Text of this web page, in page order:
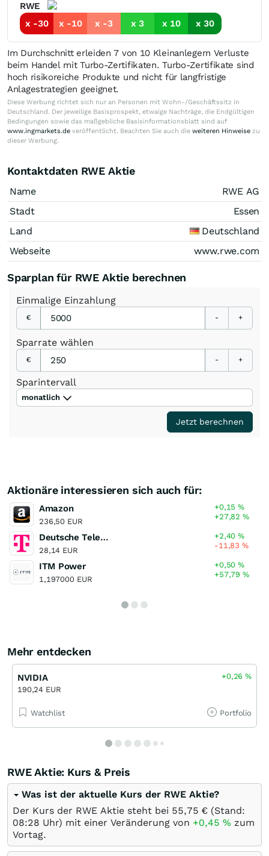
RWE
x -30
x -10 x -3 x 3 x 10 x 30
Im Durchschnitt erleiden 7 von 10 Kleinanlegern Verluste
beim Handel mit Turbo-Zertifikaten. Turbo-Zertifikate sind
hoch risikoreiche Produkte und nicht für langfristige
Anlagestrategien geeignet.
Diese Werbung richtet sich nur an Personen mit Wohn-/Geschäftssitz in
Deutschland. Der jeweilige Basisprospekt, etwaige Nachträge, die Endgültigen
Bedingungen sowie das maßgebliche Basisinformationsblatt sind auf
www.ingmarkets.de veröffentlicht. Beachten Sie auch die weiteren Hinweise zu
dieser Werbung.
Kontaktdaten RWE Aktie
Name
RWE AG
Stadt
Essen
Land
Deutschland
Webseite
www.rwe.com
Sparplan für RWE Aktie berechnen
Einmalige Einzahlung
€ - +
Sparrate wählen
€ - +
Sparintervall
monatlich
Jetzt berechnen
Aktionäre interessieren sich auch für:
Amazon
236,50 EUR
+0,15%
+27,82%
Deutsche Telekom
28,14 EUR
+2,40%
-11,83%
ITM Power
1,197000 EUR
+0,50%
+57,79%
Mehr entdecken
NVIDIA
190,24 EUR
+0,26%
Watchlist Portfolio
RWE Aktie: Kurs & Preis
Was ist der aktuelle Kurs der RWE Aktie?
Der Kurs der RWE Aktie steht bei 55,75 € (Stand:
08:28 Uhr) mit einer Veränderung von +0,45 % zum
Vortag.